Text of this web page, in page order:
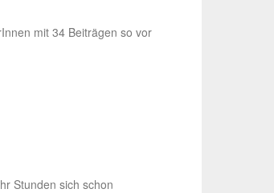
mit 34 Beiträgen so vor
Stunden sich schon